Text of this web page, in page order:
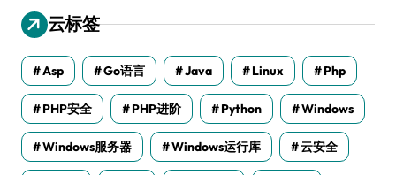
云标签
Asp Go语言 Java Linux Php
PHP安全 PHP进阶 Python Windows
Windows服务器 Windows运行库 云安全